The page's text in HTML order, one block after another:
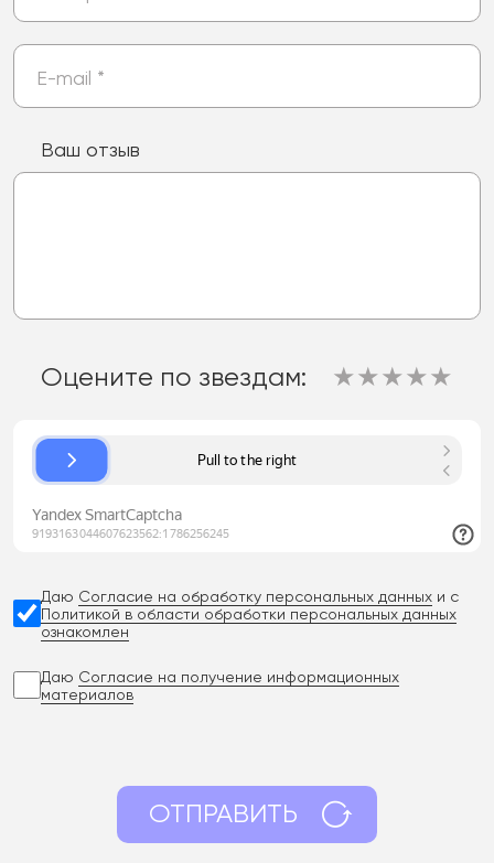
Ваш отзыв
Оцените по звездам: ★
★
★
★
★
Даю Согласие на обработку персональных данных и с
Политикой в области обработки персональных данных
ознакомлен
Даю Согласие на получение информационных
материалов